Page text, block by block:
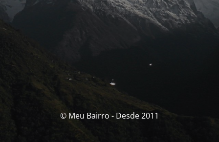
© Meu Bairro - Desde 2011